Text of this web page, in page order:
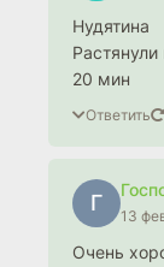
Нудятина
20 мин
Ответить
Г
13
Очень